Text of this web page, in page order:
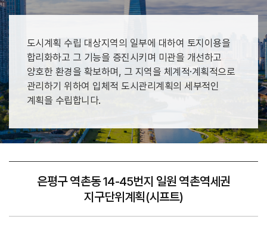
도시계획 수립 대상지역의 일부에 대하여 토지이용을
합리화하고 그 기능을 증진시키며 미관을 개선하고
양호한 환경을 확보하며, 그 지역을 체계적·계획적으로
관리하기 위하여 입체적 도시관리계획의 세부적인
계획을 수립합니다.
은평구 역촌동 14-45번지 일원 역촌역세권
지구단위계획(시프트)